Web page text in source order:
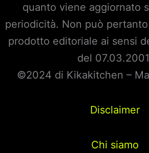
quanto viene aggiornato
periodicità. Non può
prodotto editoriale ai sensi
del
©2024 di Kikakitchen –
Disclaimer
Chi siamo